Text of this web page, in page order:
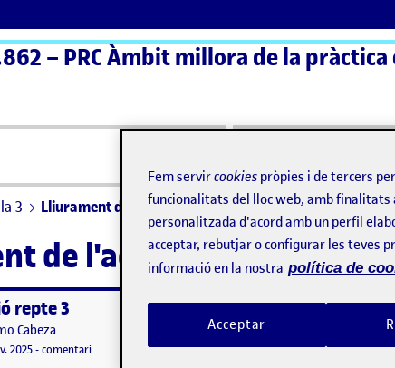
– PRC Àmbit millora de la
3 Lliurament de l'activitat P3
de l'activitat P3
repte 3
Cabeza
publicació
2025-comentariel Aportació repte 3
Publicat per Planificació de la intervenció
Publicat per
Africa del Amo Cabeza
Visibilitat:
Públic-Data de publicació
18 Nov. 202518 novembre,
-comentariel
Fem servircookies pròpies i de tercers
funcionalitats del lloc web, amb
personalitzada d'acord amb un perfil
acceptar, rebutjar o configurar les teves
informació en la nostra política de
Acceptar